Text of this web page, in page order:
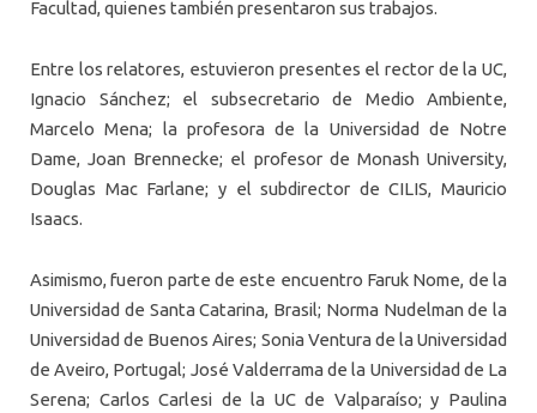
Facultad, quienes también presentaron sus trabajos.
Entre los relatores, estuvieron presentes el rector de la UC,
Ignacio Sánchez; el subsecretario de Medio Ambiente,
Marcelo Mena; la profesora de la Universidad de Notre
Dame, Joan Brennecke; el profesor de Monash University,
Douglas Mac Farlane; y el subdirector de CILIS, Mauricio
Isaacs.
Asimismo, fueron parte de este encuentro Faruk Nome, de la
Universidad de Santa Catarina, Brasil; Norma Nudelman de la
Universidad de Buenos Aires; Sonia Ventura de la Universidad
de Aveiro, Portugal; José Valderrama de la Universidad de La
Serena; Carlos Carlesi de la UC de Valparaíso; y Paulina